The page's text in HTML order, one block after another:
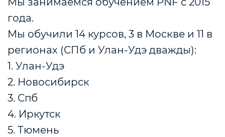
года.
Мы обучили 14 курсов, 3 в Москве и 11 в
регионах (СПб и Улан-Удэ дважды):
1. Улан-Удэ
2. Новосибирск
3. Спб
4. Иркутск
5. Тюмень